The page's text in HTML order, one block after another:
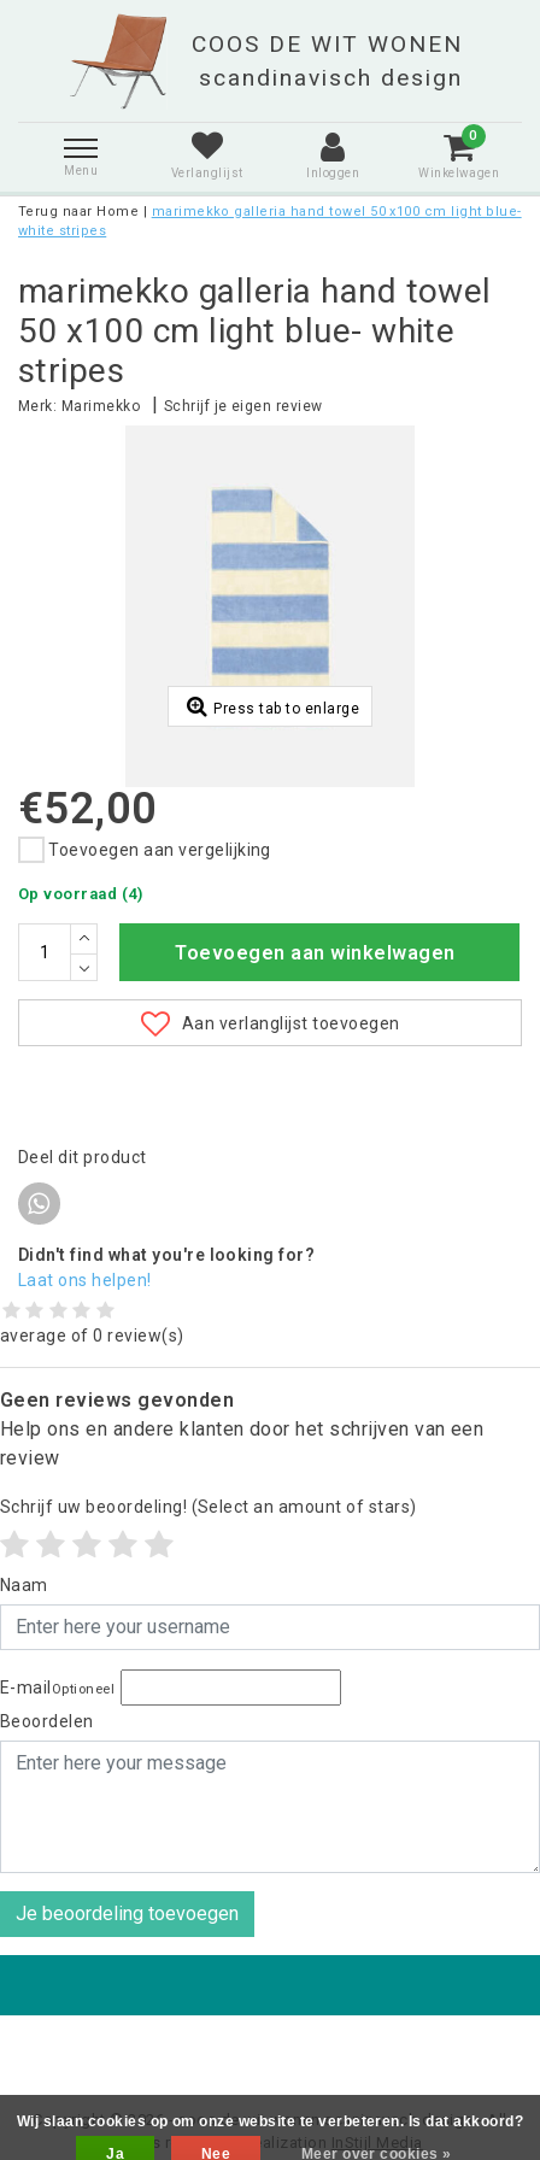
Menu Verlanglijst Inloggen
0
Winkelwagen
Terug naar Home | marimekko galleria hand towel 50 x100 cm light blue-
white stripes
marimekko galleria hand towel
50 x100 cm light blue- white
stripes
Merk: Marimekko | Schrijf je eigen review
Press tab to enlarge
€52,00
Toevoegen aan vergelijking
Op voorraad (4)
Toevoegen aan winkelwagen
Aan verlanglijst toevoegen
Deel dit product
Didn't find what you're looking for?
Laat ons helpen!
average of 0 review(s)
Geen reviews gevonden
Help ons en andere klanten door het schrijven van een
review
Schrijf uw beoordeling! (Select an amount of stars)
Naam
E-mail Optioneel
Beoordelen
Je beoordeling toevoegen
Copyright © 2026 - coos de wit wonen scaninavsch design - All
rights reserved - Realization InStijl Media
Wij slaan cookies op om onze website te verbeteren. Is dat akkoord?
Ja
Nee Meer over cookies »